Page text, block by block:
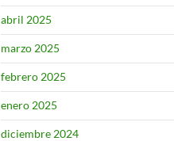
abril 2025
marzo 2025
febrero 2025
enero 2025
diciembre 2024